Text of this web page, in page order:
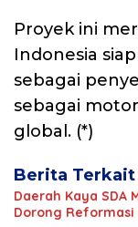
Proyek ini
Indonesia
sebagai
sebagai
global. (*)
Berita Terkait
Daerah Kaya SDA
Dorong Reformasi